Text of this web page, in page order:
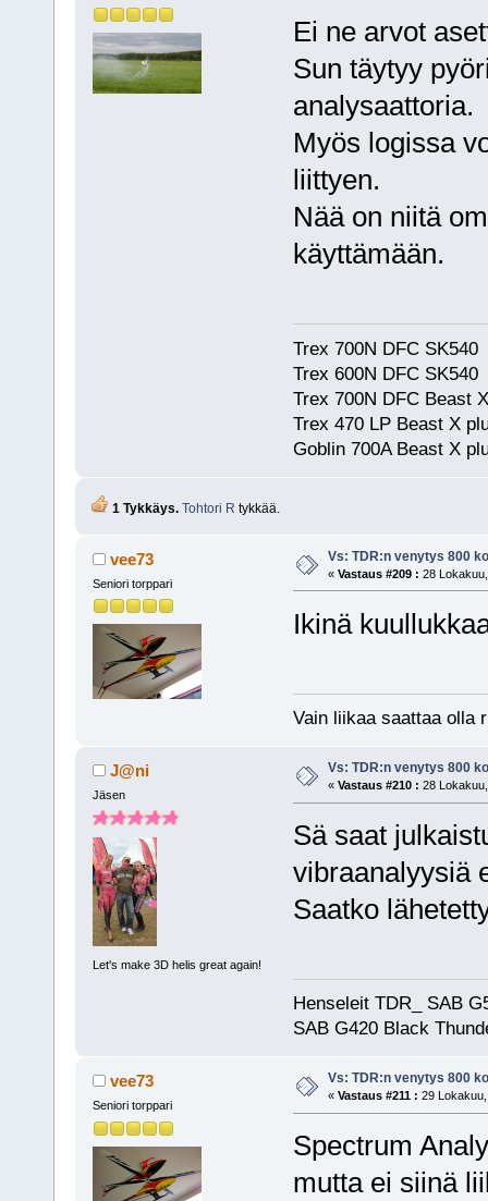
Ei ne arvot
Sun täytyy
analysaattoria.
Myös logissa
liittyen.
Nää on niitä
käyttämään.
Trex 700N DFC SK540
Trex 600N DFC SK540
Trex 700N DFC Beast
Trex 470 LP Beast X
Goblin 700A Beast X
1 Tykkäys. Tohtori R tykkää.
vee73
Seniori torppari
Vs: TDR:n venytys 800
« Vastaus #209 : 28
Ikinä
Vain liikaa saattaa olla
J@ni
Jäsen
Let's make 3D helis great again!
Vs: TDR:n venytys 800
« Vastaus #210 : 28
Sä saat
vibraanalyysiä
Saatko
Henseleit TDR_ SAB
SAB G420 Black
vee73
Seniori torppari
Vs: TDR:n venytys 800
« Vastaus #211 : 29
Spectrum
mutta ei siinä